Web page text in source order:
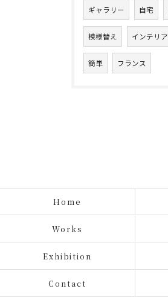
ギャラリー 自宅
模様替え インテリア
簡単 フランス
Home
Works
Exhibition
Contact